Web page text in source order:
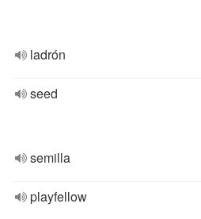
ladrón
seed
semilla
playfellow